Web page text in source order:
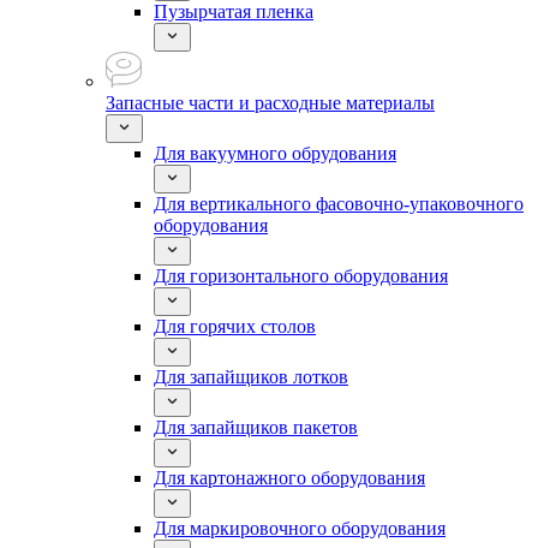
Пузырчатая пленка
Запасные части и расходные материалы
Для вакуумного обрудования
Для вертикального фасовочно-упаковочного
оборудования
Для горизонтального оборудования
Для горячих столов
Для запайщиков лотков
Для запайщиков пакетов
Для картонажного оборудования
Для маркировочного оборудования